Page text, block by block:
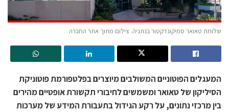
שלוחת טאואר סמיקונדקטור בנתניה. צילום מתוך אתר החברה
המעגלים הפוטוניים המשולבים מיוצרים בפלטפורמת פוטוניקת
הסיליקון של טאואר ומשמשים לחיבורי תקשורת אופטיים מהירים
בין מרכזי נתונים, על רקע הגידול בתעבורת המידע של מערכות